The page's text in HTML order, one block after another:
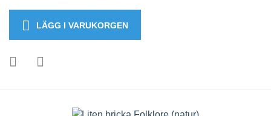
LÄGG I VARUKORGEN